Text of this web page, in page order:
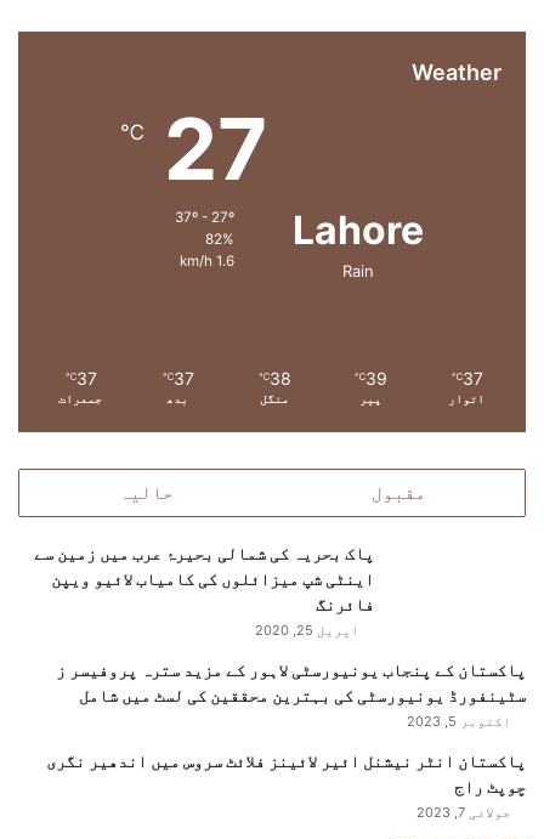
د
Weather
Lahore
Rain
27
℃
82%
1.6 km/h
37
℃
اتوار
39
℃
پیر
38
℃
منگل
37
℃
بدھ
37
℃
جمعرات
مقبول حالیہ
پاک بحریہ کی شمالی بحیرۂ عرب میں زمین سے
اینٹی شپ میزائلوں کی کامیاب لائیو ویپن
فائرنگ
اپریل 25, 2020
پاکستان کے پنجاب یونیورسٹی لاہور کے مزید سترہ پروفیسر ز
سٹینفورڈ یونیورسٹی کی بہترین محققین کی لسٹ میں شامل
اکتوبر 5, 2023
پاکستان انٹر نیشنل ائیر لائینز فلائٹ سروس میں اندھیر نگری
چوپٹ راج
جولائی 7, 2023